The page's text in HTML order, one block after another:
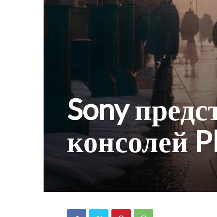
Sony
консолей